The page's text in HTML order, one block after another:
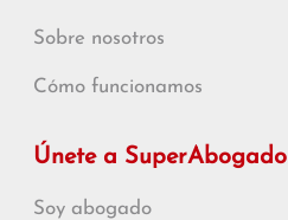
Sobre nosotros
Cómo funcionamos
Únete a SuperAbogado
Soy abogado